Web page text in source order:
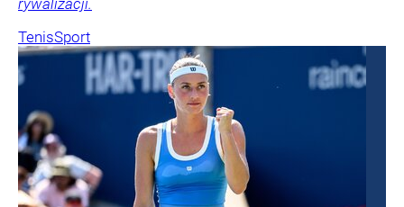
TenisSport